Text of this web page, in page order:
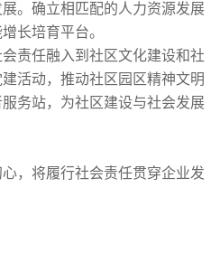
。确立相匹配的人力资源发展
长培育平台。
责任融入到社区文化建设和社
活动，推动社区园区精神文明
务站，为社区建设与社会发展
，将履行社会责任贯穿企业发